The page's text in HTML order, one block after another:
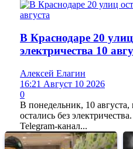
В Краснодаре 20 улиц
электричества 10
Алексей Елагин
16:21 Август 10 2026
0
В понедельник, 10
остались без
Telegram-канал...